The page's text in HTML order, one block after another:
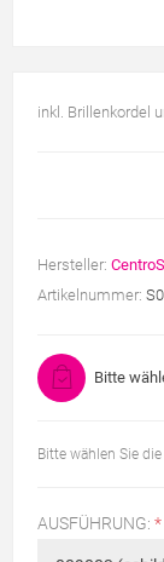
inkl. Brillenkordel
Hersteller:
Artikelnummer:
Bitte
Bitte wählen Sie
AUSFÜHRUNG: *